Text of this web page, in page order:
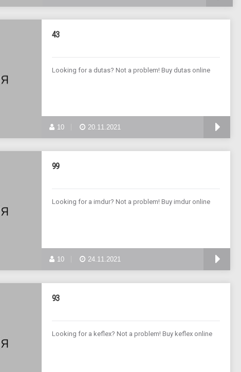
43
Looking for a dutas? Not a problem! Buy dutas online
10 20.11.2021
99
Looking for a imdur? Not a problem! Buy imdur online
10 24.11.2021
93
Looking for a keflex? Not a problem! Buy keflex online